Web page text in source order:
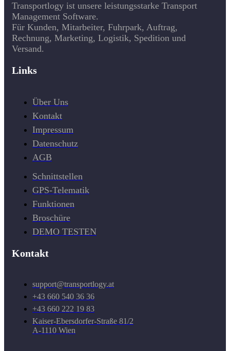
Transportlogy ist unsere leistungsstarke Transport
Management Software.
Für Kunden, Mitarbeiter, Fuhrpark, Auftrag,
Rechnung, Marketing, Logistik, Spedition und
Versand.
Links
Über Uns
Kontakt
Impressum
Datenschutz
AGB
Schnittstellen
GPS-Telematik
Funktionen
Broschüre
DEMO TESTEN
Kontakt
support@transportlogy.at
+43 660 540 36 36
+43 660 222 19 83
Kaiser-Ebersdorfer-Straße 81/2
A-1110 Wien